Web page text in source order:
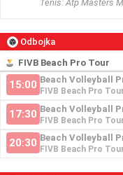
Tenis: Atp Masters
Odbojka
FIVB Beach Pro Tour
15:00 Beach Volleyball
FIVB Beach Pro
17:30 Beach Volleyball
FIVB Beach Pro
20:30 Beach Volleyball
FIVB Beach Pro